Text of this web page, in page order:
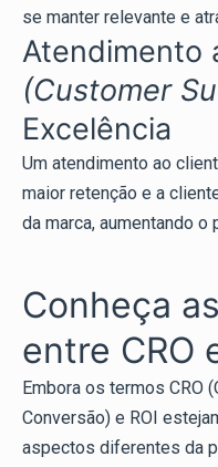
se manter relevante e
Atendimento
(Customer
Excelência
Um atendimento ao
maior retenção e a
da marca, aumentando o
Conheça
entre CRO
Embora os termos CRO
Conversão) e ROI
aspectos diferentes da